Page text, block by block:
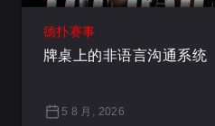
德扑赛事
牌桌上的非语言沟通系统
5 8 月, 2026